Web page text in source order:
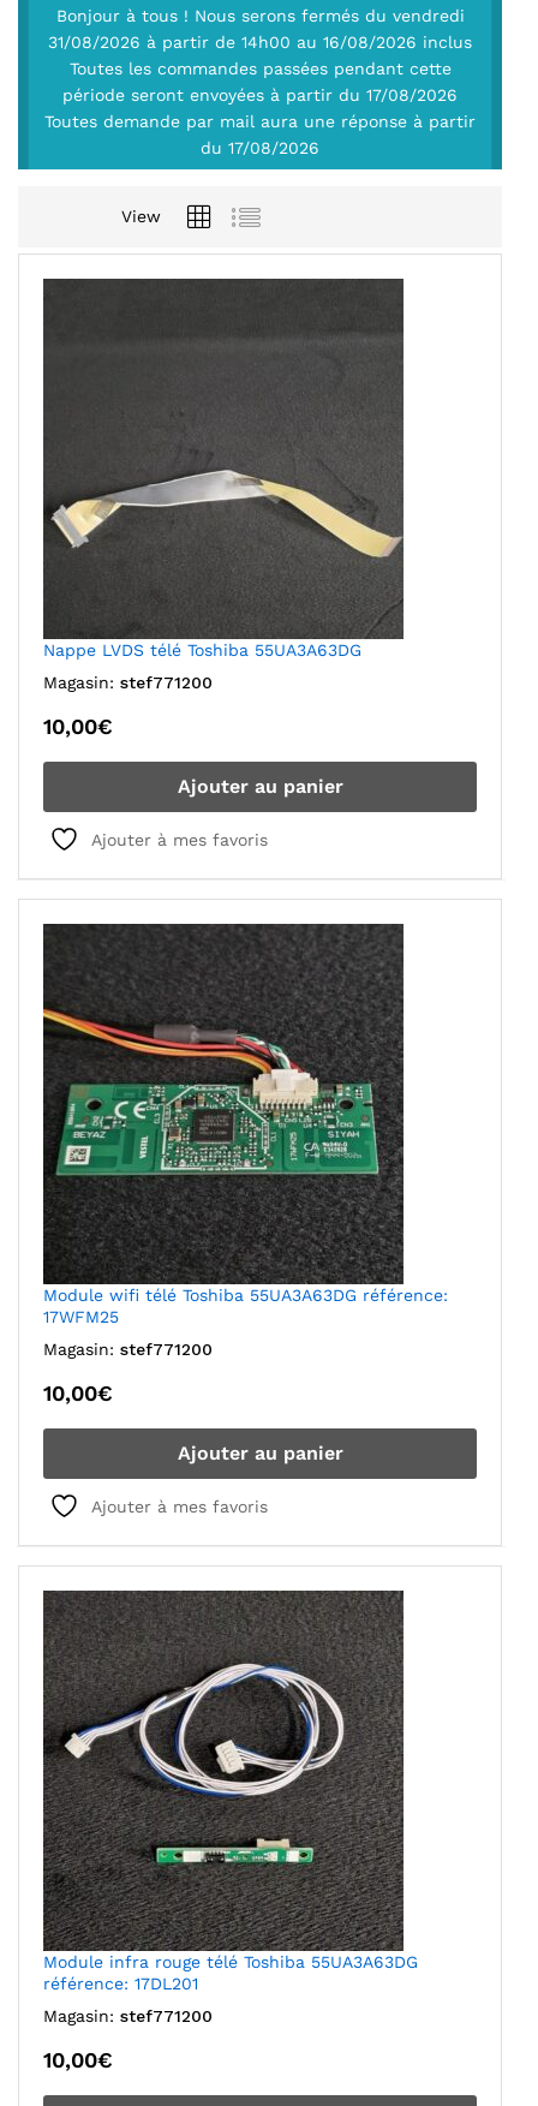
Bonjour à tous ! Nous serons fermés du vendredi
31/08/2026 à partir de 14h00 au 16/08/2026 inclus
Toutes les commandes passées pendant cette
période seront envoyées à partir du 17/08/2026
Toutes demande par mail aura une réponse à partir
du 17/08/2026
View
Nappe LVDS télé Toshiba 55UA3A63DG
Magasin: stef771200
10,00€
Ajouter au panier
Ajouter à mes favoris
Module wifi télé Toshiba 55UA3A63DG référence:
17WFM25
Magasin: stef771200
10,00€
Ajouter au panier
Ajouter à mes favoris
Module infra rouge télé Toshiba 55UA3A63DG
référence: 17DL201
Magasin: stef771200
10,00€